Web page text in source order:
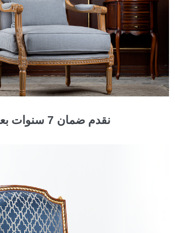
نقدم ضمان 7 سنوات بعد البيع